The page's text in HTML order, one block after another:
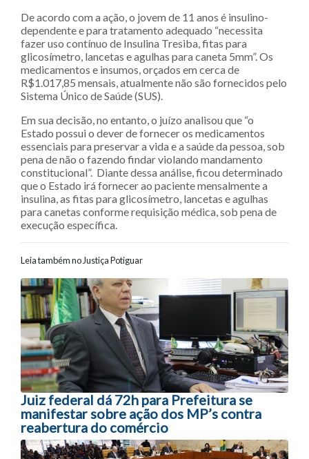
De acordo com a ação, o jovem de 11 anos é insulino-
dependente e para tratamento adequado “necessita
fazer uso contínuo de Insulina Tresiba, fitas para
glicosímetro, lancetas e agulhas para caneta 5mm”. Os
medicamentos e insumos, orçados em cerca de
R$1.017,85 mensais, atualmente não são fornecidos pelo
Sistema Único de Saúde (SUS).
Em sua decisão, no entanto, o juízo analisou que “o
Estado possui o dever de fornecer os medicamentos
essenciais para preservar a vida e a saúde da pessoa, sob
pena de não o fazendo findar violando mandamento
constitucional”. Diante dessa análise, ficou determinado
que o Estado irá fornecer ao paciente mensalmente a
insulina, as fitas para glicosímetro, lancetas e agulhas
para canetas conforme requisição médica, sob pena de
execução específica.
Leia também no Justiça Potiguar
Navegação entre posts
Juiz federal dá 72h para Prefeitura se
manifestar sobre ação dos MP’s contra
reabertura do comércio